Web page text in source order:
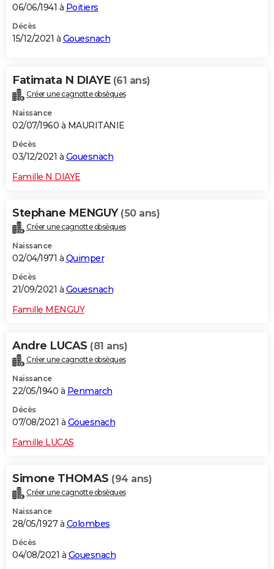
06/06/1941 à Poitiers
Décès
15/12/2021 à Gouesnach
Fatimata N DIAYE (61 ans)
Créer une cagnotte obsèques
Naissance
02/07/1960 à MAURITANIE
Décès
03/12/2021 à Gouesnach
Famille N DIAYE
Stephane MENGUY (50 ans)
Créer une cagnotte obsèques
Naissance
02/04/1971 à Quimper
Décès
21/09/2021 à Gouesnach
Famille MENGUY
Andre LUCAS (81 ans)
Créer une cagnotte obsèques
Naissance
22/05/1940 à Penmarch
Décès
07/08/2021 à Gouesnach
Famille LUCAS
Simone THOMAS (94 ans)
Créer une cagnotte obsèques
Naissance
28/05/1927 à Colombes
Décès
04/08/2021 à Gouesnach